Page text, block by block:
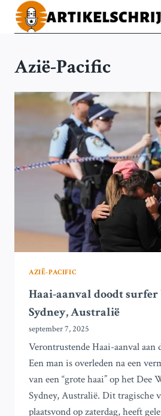
Doorgaan
naar
Azië-Pacific
AZIË-PACIFIC
Haai-aanval doodt
Sydney, Australië
september 7, 2025
Verontrustende Haai-aanval aan
Een man is overleden na een
van een “grote haai” op het Dee
Sydney, Australië. Dit tragische
plaatsvond op zaterdag, heeft